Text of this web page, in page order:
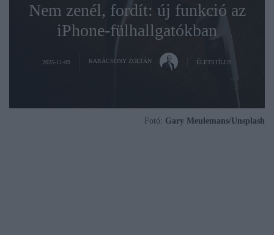
Nem zenél, fordít: új funkció az
iPhone-fülhallgatókban
2025-11-09 KARÁCSONY ZOLTÁN ÉLETSTÍLUS
Fotó: Gary Meulemans/Unsplash